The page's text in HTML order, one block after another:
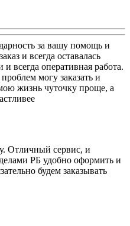
за вашу помощь и
и всегда оставалась
всегда оперативная работа.
могу заказать и
жизнь чуточку проще, а
Отличный сервис, и
РБ удобно оформить и
будем заказывать